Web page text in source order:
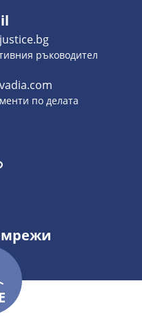
ръководител
по делата